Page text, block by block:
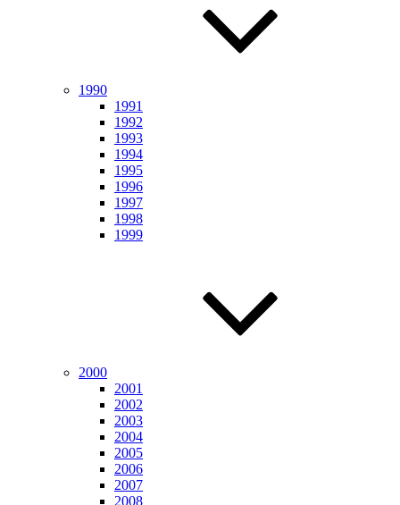
1990
1991
1992
1993
1994
1995
1996
1997
1998
1999
2000
2001
2002
2003
2004
2005
2006
2007
2008